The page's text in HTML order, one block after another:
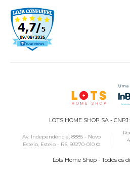
LOTS HOME SHOP SA - CNPJ:
Av. Independência, 8885 - Novo
Esteio, Esteio - RS, 93270-010 ©
Lots Home Shop - Todos os